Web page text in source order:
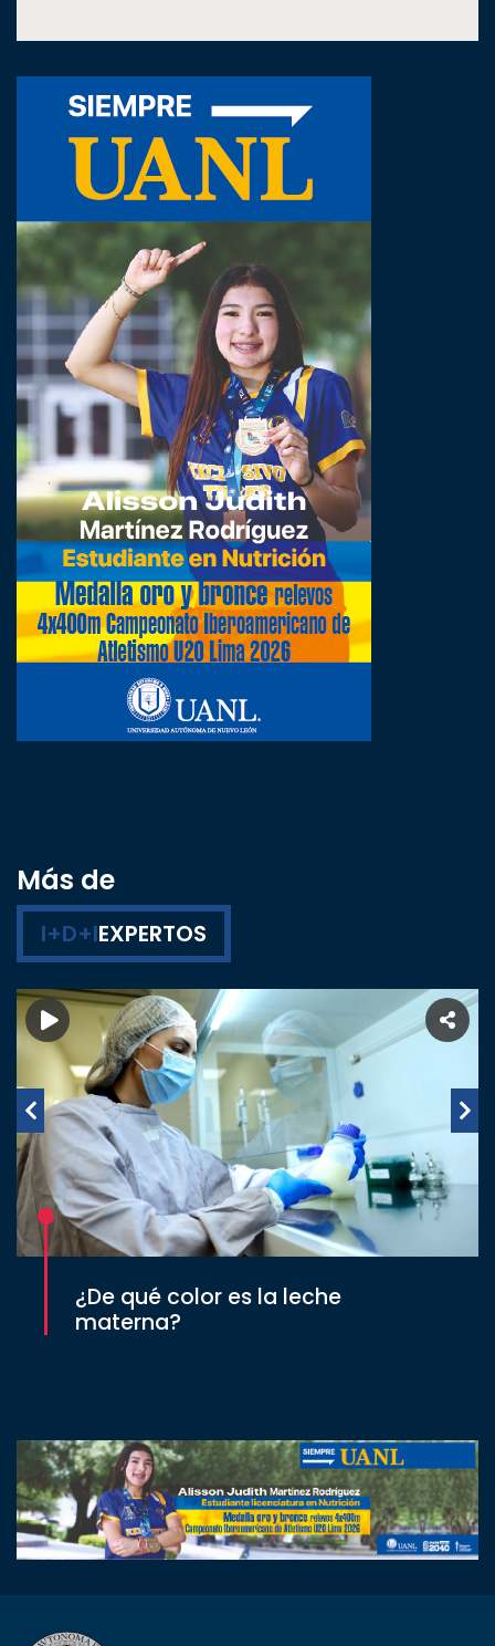
Más de
I+D+IEXPERTOS
¿De qué color es la leche
materna?